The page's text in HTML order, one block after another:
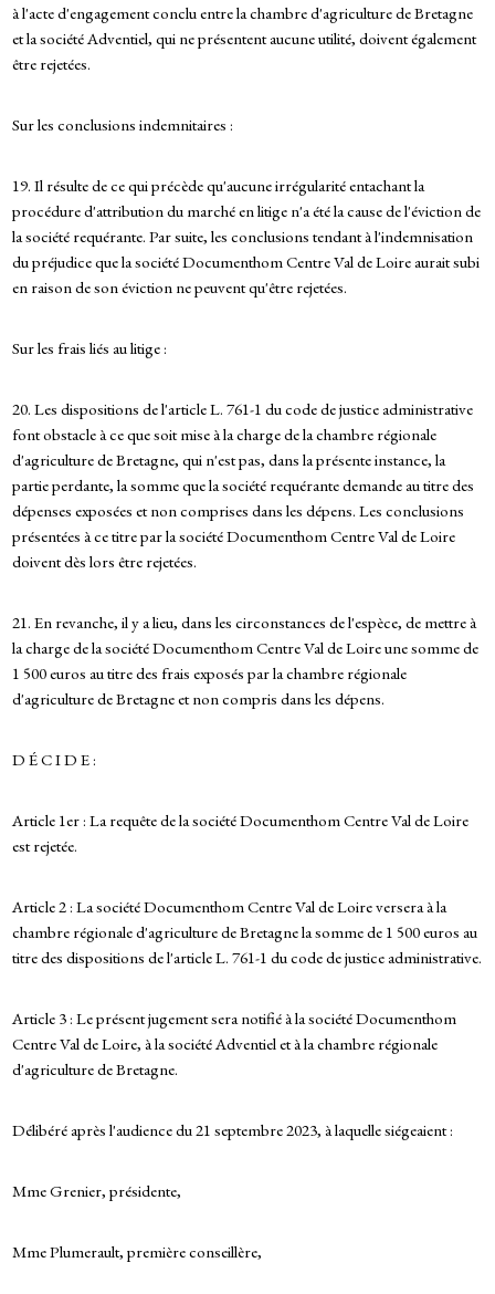
à l'acte d'engagement conclu entre la chambre d'agriculture de Bretagne
et la société Adventiel, qui ne présentent aucune utilité, doivent également
être rejetées.
Sur les conclusions indemnitaires :
19. Il résulte de ce qui précède qu'aucune irrégularité entachant la
procédure d'attribution du marché en litige n'a été la cause de l'éviction de
la société requérante. Par suite, les conclusions tendant à l'indemnisation
du préjudice que la société Documenthom Centre Val de Loire aurait subi
en raison de son éviction ne peuvent qu'être rejetées.
Sur les frais liés au litige :
20. Les dispositions de l'article L. 761-1 du code de justice administrative
font obstacle à ce que soit mise à la charge de la chambre régionale
d'agriculture de Bretagne, qui n'est pas, dans la présente instance, la
partie perdante, la somme que la société requérante demande au titre des
dépenses exposées et non comprises dans les dépens. Les conclusions
présentées à ce titre par la société Documenthom Centre Val de Loire
doivent dès lors être rejetées.
21. En revanche, il y a lieu, dans les circonstances de l'espèce, de mettre à
la charge de la société Documenthom Centre Val de Loire une somme de
1 500 euros au titre des frais exposés par la chambre régionale
d'agriculture de Bretagne et non compris dans les dépens.
D É C I D E :
Article 1er : La requête de la société Documenthom Centre Val de Loire
est rejetée.
Article 2 : La société Documenthom Centre Val de Loire versera à la
chambre régionale d'agriculture de Bretagne la somme de 1 500 euros au
titre des dispositions de l'article L. 761-1 du code de justice administrative.
Article 3 : Le présent jugement sera notifié à la société Documenthom
Centre Val de Loire, à la société Adventiel et à la chambre régionale
d'agriculture de Bretagne.
Délibéré après l'audience du 21 septembre 2023, à laquelle siégeaient :
Mme Grenier, présidente,
Mme Plumerault, première conseillère,